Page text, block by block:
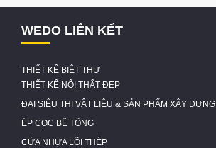
WEDO LIÊN KẾT
THIẾT KẾ BIỆT THỰ
THIẾT KẾ NỘI THẤT ĐẸP
ĐẠI SIÊU THỊ VẬT LIỆU & SẢN PHẨM XÂY DỰNG
ÉP CỌC BÊ TÔNG
CỬA NHỰA LÕI THÉP